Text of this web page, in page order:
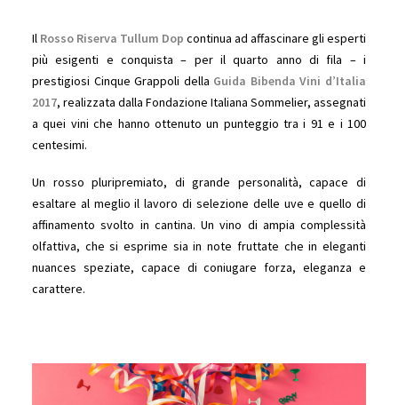
Il Rosso Riserva Tullum Dop continua ad affascinare gli esperti
più esigenti e conquista – per il quarto anno di fila – i
prestigiosi Cinque Grappoli della Guida Bibenda Vini d’Italia
2017, realizzata dalla Fondazione Italiana Sommelier, assegnati
a quei vini che hanno ottenuto un punteggio tra i 91 e i 100
centesimi.
Un rosso pluripremiato, di grande personalità, capace di
esaltare al meglio il lavoro di selezione delle uve e quello di
affinamento svolto in cantina. Un vino di ampia complessità
olfattiva, che si esprime sia in note fruttate che in eleganti
nuances speziate, capace di coniugare forza, eleganza e
carattere.